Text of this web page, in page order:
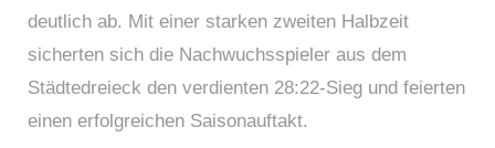
deutlich ab. Mit einer starken zweiten Halbzeit
sicherten sich die Nachwuchsspieler aus dem
Städtedreieck den verdienten 28:22-Sieg und feierten
einen erfolgreichen Saisonauftakt.